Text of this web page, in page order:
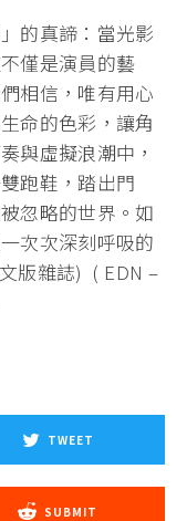
的真諦：當光影
僅是演員的藝
相信，唯有用心
命的色彩，讓角
與虛擬浪潮中，
跑鞋，踏出門
忽略的世界。如
次次深刻呼吸的
版雜誌) ( EDN –
TWEET
SUBMIT